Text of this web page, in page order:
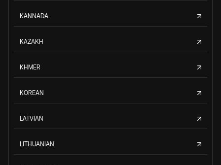
KANNADA
KAZAKH
KHMER
KOREAN
LATVIAN
LITHUANIAN